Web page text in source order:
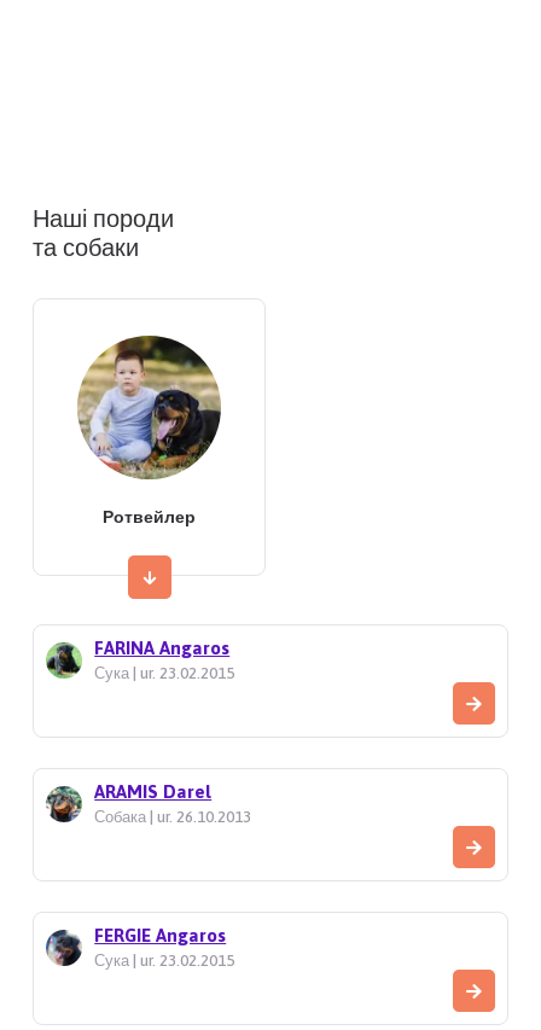
Наші породи
та собаки
Ротвейлер
FARINA Angaros
Сука | ur. 23.02.2015
ARAMIS Darel
Собака | ur. 26.10.2013
FERGIE Angaros
Сука | ur. 23.02.2015